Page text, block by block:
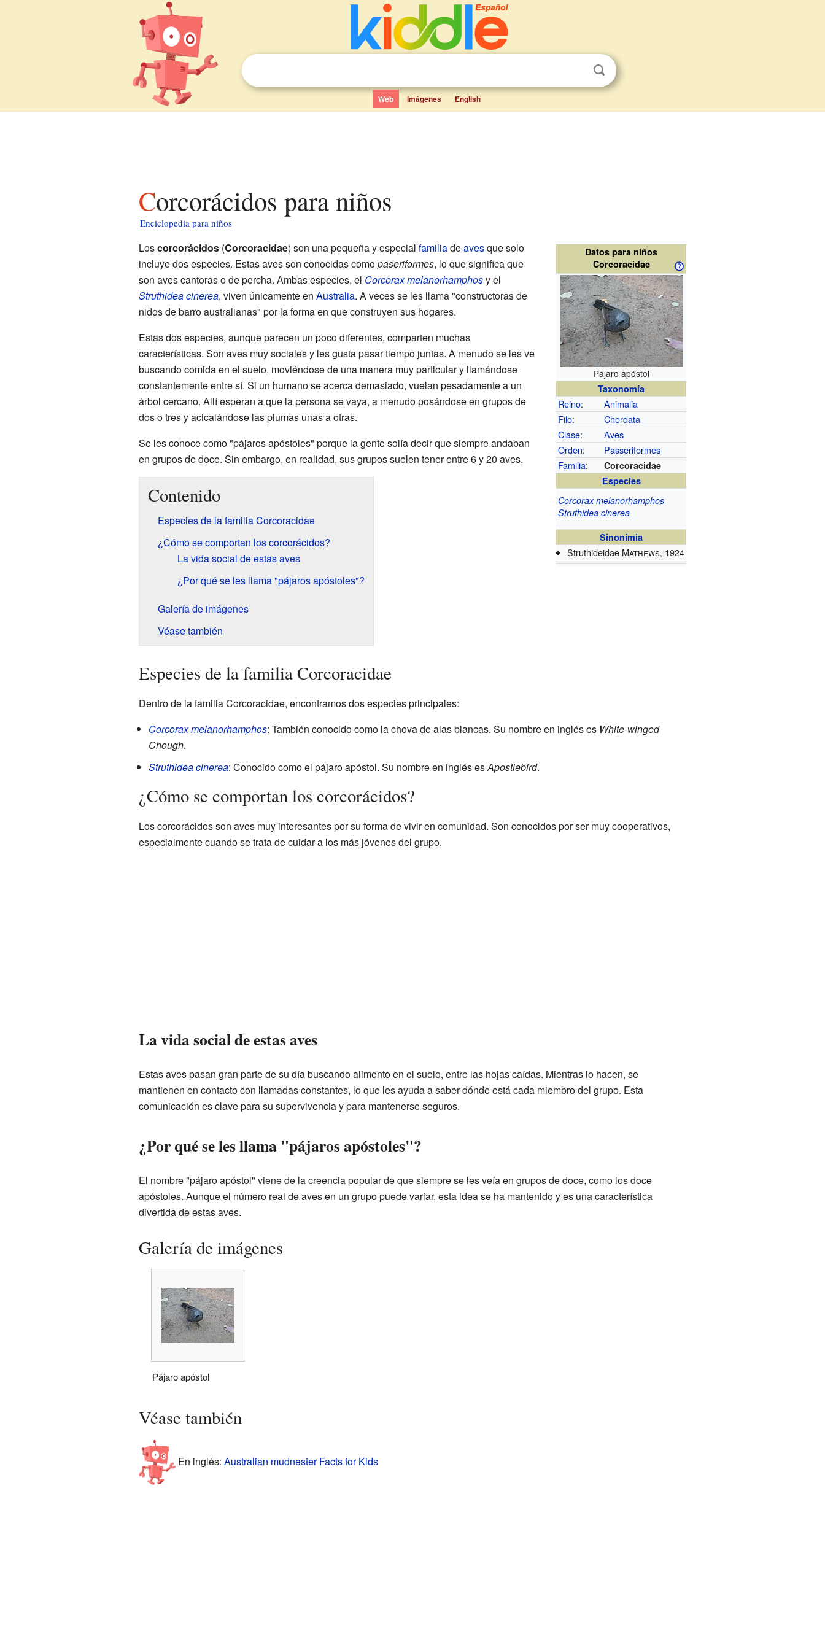
Web Imágenes English
Corcorácidos para niños
Enciclopedia para niños
Datos para niños
Corcoracidae
Pájaro apóstol
Taxonomía
Reino:
Animalia
Filo:
Chordata
Clase:
Aves
Orden:
Passeriformes
Familia:
Corcoracidae
Especies
Corcorax melanorhamphos
Struthidea cinerea
Sinonimia
Struthideidae Mathews, 1924
Loscorcorácidos(Corcoracidae) son una pequeña y especial familiadeavesque solo
incluye dos especies. Estas aves son conocidas comopaseriformes, lo que significa que
son aves cantoras o de percha. Ambas especies, el Corcorax melanorhamphosy el
Struthidea cinerea, viven únicamente en Australia. A veces se les llama "constructoras de
nidos de barro australianas" por la forma en que construyen sus hogares.
Estas dos especies, aunque parecen un poco diferentes, comparten muchas
características. Son aves muy sociales y les gusta pasar tiempo juntas. A menudo se les ve
buscando comida en el suelo, moviéndose de una manera muy particular y llamándose
constantemente entre sí. Si un humano se acerca demasiado, vuelan pesadamente a un
árbol cercano. Allí esperan a que la persona se vaya, a menudo posándose en grupos de
dos o tres y acicalándose las plumas unas a otras.
Se les conoce como "pájaros apóstoles" porque la gente solía decir que siempre andaban
en grupos de doce. Sin embargo, en realidad, sus grupos suelen tener entre 6 y 20 aves.
Contenido
Especies de la familia Corcoracidae
¿Cómo se comportan los corcorácidos?
La vida social de estas aves
¿Por qué se les llama "pájaros apóstoles"?
Galería de imágenes
Véase también
Especies de la familia Corcoracidae
Dentro de la familia Corcoracidae, encontramos dos especies principales:
Corcorax melanorhamphos: También conocido como la chova de alas blancas. Su nombre en inglés es White-winged
Chough.
Struthidea cinerea: Conocido como el pájaro apóstol. Su nombre en inglés esApostlebird.
¿Cómo se comportan los corcorácidos?
Los corcorácidos son aves muy interesantes por su forma de vivir en comunidad. Son conocidos por ser muy cooperativos,
especialmente cuando se trata de cuidar a los más jóvenes del grupo.
La vida social de estas aves
Estas aves pasan gran parte de su día buscando alimento en el suelo, entre las hojas caídas. Mientras lo hacen, se
mantienen en contacto con llamadas constantes, lo que les ayuda a saber dónde está cada miembro del grupo. Esta
comunicación es clave para su supervivencia y para mantenerse seguros.
¿Por qué se les llama "pájaros apóstoles"?
El nombre "pájaro apóstol" viene de la creencia popular de que siempre se les veía en grupos de doce, como los doce
apóstoles. Aunque el número real de aves en un grupo puede variar, esta idea se ha mantenido y es una característica
divertida de estas aves.
Galería de imágenes
Pájaro apóstol
Véase también
En inglés: Australian mudnester Facts for Kids